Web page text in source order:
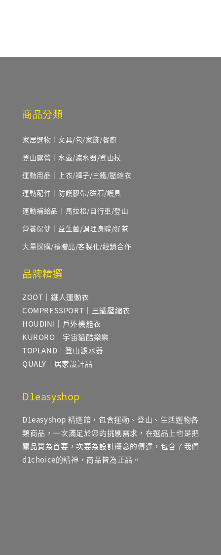
商品分類
家居選物｜文具/包/家飾/餐廚
登山露營｜水壺/濾水器/登山杖
運動用品｜上衣/褲子/三鐵/壓縮衣
運動配件｜防護膠帶/磁石/護具
運動補給品｜馬拉松/自行車/登山
營養保健｜益生菌/調理身體/好茶
大量採購/禮贈品/客製化/經銷合作
品牌精選
ZOOT｜鐵人運動衣
COMPRESSPORT｜三鐵壓縮衣
HOUDINI｜戶外機能衣
KURORO｜宇宙貓酷樂樂
TOPLAND｜登山濾水器
QUALY｜居家設計品
D1easyshop
D1easyshop 精選館，包含運動、登山、生活選物各
類商品，一次滿足於您的挑剔需求，在選品上也是把
關品質為首要，次要為設計概念的傳達，包含了我們
d1choice的精神，商品皆為正品。